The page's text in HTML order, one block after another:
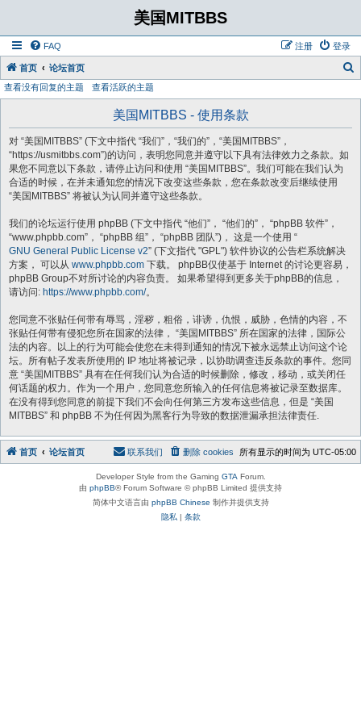
美国MITBBS
FAQ 登录
注册
首页 论坛首页
查看没有回复的主题 查看活跃的主题
美国MITBBS - 使用条款
对 “美国MITBBS” (下文中指代 “我们”，“我们的”，“美国MITBBS”，
“https://usmitbbs.com”)的访问，表明您同意并遵守以下具有法律效力之条款。如
果您不同意以下条款，请停止访问和使用 “美国MITBBS”。我们可能在我们认为
合适的时候，在并未通知您的情况下改变这些条款，您在条款改变后继续使用
“美国MITBBS” 将被认为认同并遵守这些条款。
我们的论坛运行使用 phpBB (下文中指代 “他们”， “他们的”， “phpBB 软件”，
“www.phpbb.com”， “phpBB 组”， “phpBB 团队”)， 这是一个使用 “
GNU General Public License v2” (下文指代 "GPL") 软件协议的公告栏系统解决
方案， 可以从 www.phpbb.com 下载。 phpBB仅使基于 Internet 的讨论更容易，
phpBB Group不对所讨论的内容负责。 如果希望得到更多关于phpBB的信息，
请访问: https://www.phpbb.com/。
您同意不张贴任何带有辱骂，淫秽，粗俗，诽谤，仇恨，威胁，色情的内容，不
张贴任何带有侵犯您所在国家的法律， “美国MITBBS” 所在国家的法律，国际公
法的内容。以上的行为可能会使您在未得到通知的情况下被永远禁止访问这个论
坛。所有帖子发表所使用的 IP 地址将被记录，以协助调查违反条款的事件。您同
意 “美国MITBBS” 具有在任何我们认为合适的时候删除，修改，移动，或关闭任
何话题的权力。作为一个用户，您同意您所输入的任何信息将被记录至数据库。
在没有得到您同意的前提下我们不会向任何第三方发布这些信息，但是 “美国
MITBBS” 和 phpBB 不为任何因为黑客行为导致的数据泄漏承担法律责任.
首页 论坛首页 所有显示的时间为 UTC-05:00
删除 cookies
联系我们
Developer Style from the Gaming GTA Forum.
由 phpBB® Forum Software © phpBB Limited 提供支持
简体中文语言由 phpBB Chinese 制作并提供支持
隐私 | 条款